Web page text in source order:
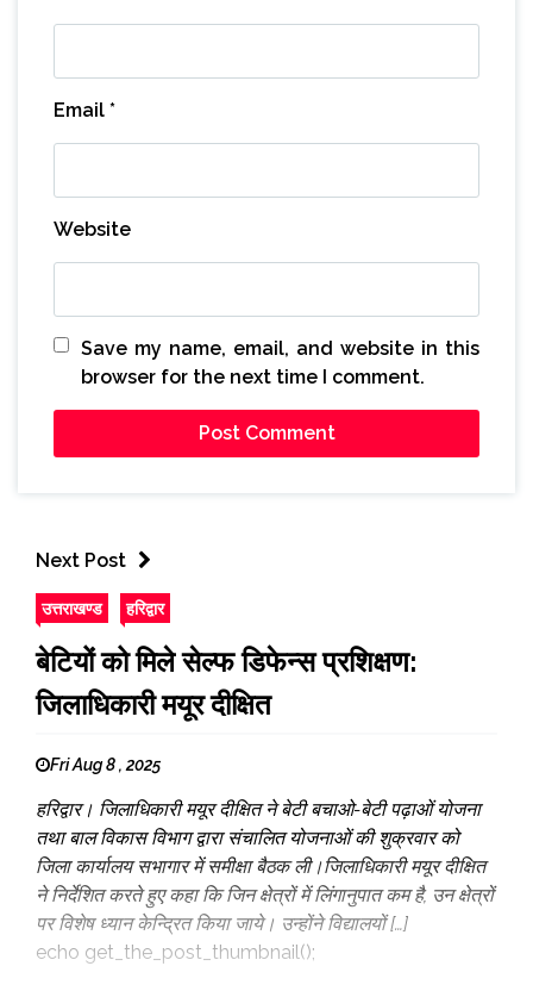
Email *
Website
Save my name, email, and website in this
browser for the next time I comment.
Next Post
उत्तराखण्ड हरिद्वार
बेटियों को मिले सेल्फ डिफेन्स प्रशिक्षण:
जिलाधिकारी मयूर दीक्षित
Fri Aug 8 , 2025
हरिद्वार। जिलाधिकारी मयूर दीक्षित ने बेटी बचाओ-बेटी पढ़ाओं योजना
तथा बाल विकास विभाग द्वारा संचालित योजनाओं की शुक्रवार को
जिला कार्यालय सभागार में समीक्षा बैठक ली।जिलाधिकारी मयूर दीक्षित
ने निर्देशित करते हुए कहा कि जिन क्षेत्रों में लिंगानुपात कम है, उन क्षेत्रों
पर विशेष ध्यान केन्द्रित किया जाये। उन्होंने विद्यालयों […]
echo get_the_post_thumbnail();